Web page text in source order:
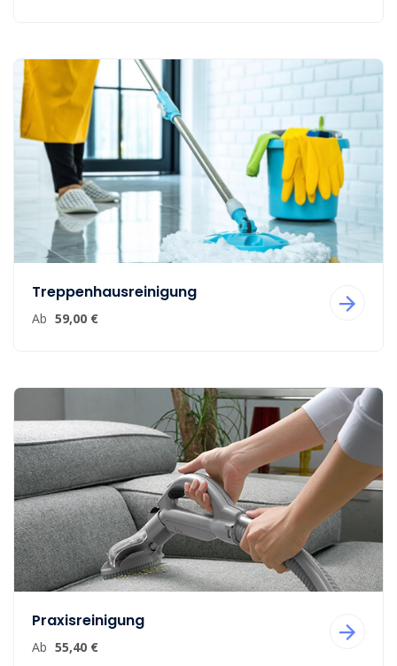
Treppenhausreinigung
Ab 59,00 €
Praxisreinigung
Ab 55,40 €